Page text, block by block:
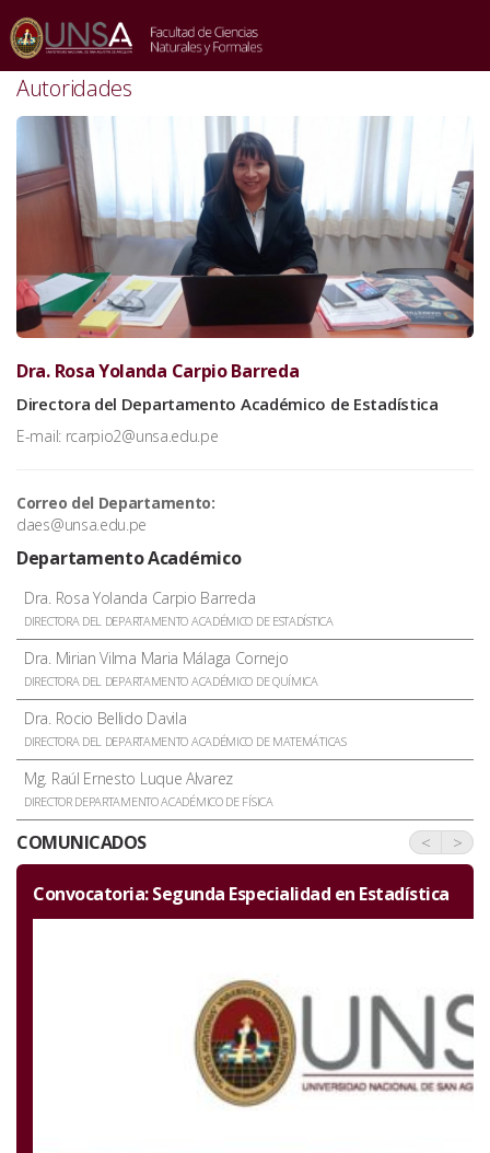
INICIO AUTORIDADES / DRA. ROSA YOLANDA CARPIO BARREDA
Autoridades
Dra. Rosa Yolanda Carpio Barreda
Directora del Departamento Académico de Estadística
E-mail: rcarpio2@unsa.edu.pe
Correo del Departamento:
daes@unsa.edu.pe
Departamento Académico
Dra. Rosa Yolanda Carpio Barreda
DIRECTORA DEL DEPARTAMENTO ACADÉMICO DE ESTADÍSTICA
Dra. Mirian Vilma Maria Málaga Cornejo
DIRECTORA DEL DEPARTAMENTO ACADÉMICO DE QUÍMICA
Dra. Rocio Bellido Davila
DIRECTORA DEL DEPARTAMENTO ACADÉMICO DE MATEMÁTICAS
Mg. Raúl Ernesto Luque Alvarez
DIRECTOR DEPARTAMENTO ACADÉMICO DE FÍSICA
COMUNICADOS < >
Invitación por el aniversario de la Facultad de
Ciencias Naturales y Formales